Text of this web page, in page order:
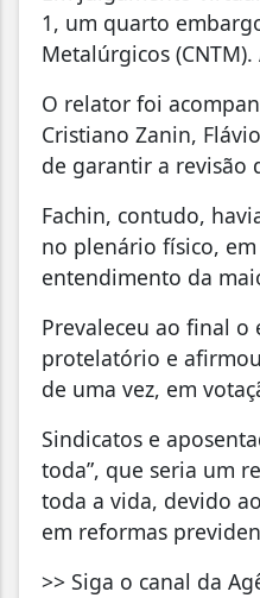
1, um quarto
Metalúrgicos
O relator foi
Cristiano Zanin,
de garantir a revisão
Fachin, contudo,
no plenário físico,
entendimento da
Prevaleceu ao final
protelatório e
de uma vez, em
Sindicatos e
toda”, que seria um
toda a vida, devido
em reformas
>> Siga o canal da